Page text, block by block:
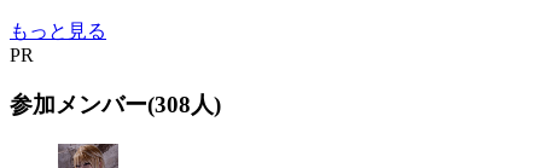
もっと見る
PR
参加メンバー(308人)